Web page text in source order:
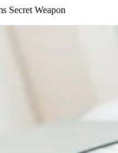
Secret Weapon